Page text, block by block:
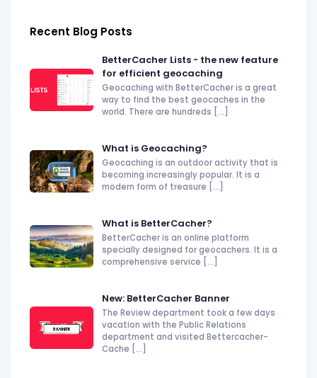
Recent Blog Posts
BetterCacher Lists - the new feature
for efficient geocaching
Geocaching with BetterCacher is a great
way to find the best geocaches in the
world. There are hundreds [...]
What is Geocaching?
Geocaching is an outdoor activity that is
becoming increasingly popular. It is a
modern form of treasure [...]
What is BetterCacher?
BetterCacher is an online platform
specially designed for geocachers. It is a
comprehensive service [...]
New: BetterCacher Banner
The Review department took a few days
vacation with the Public Relations
department and visited Bettercacher-
Cache [...]